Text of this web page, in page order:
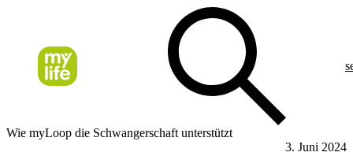
Wie myLoop die Schwangerschaft unterstützt
3. Juni 2024